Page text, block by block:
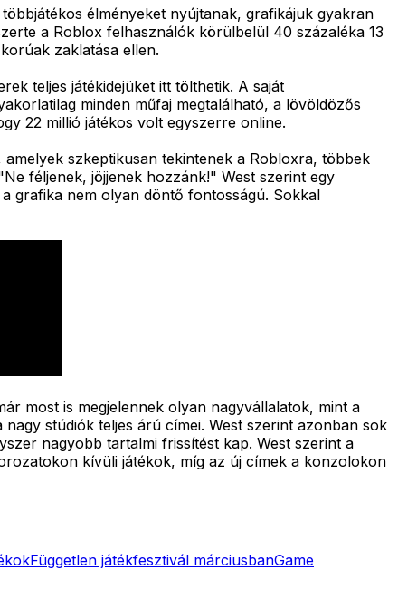
élményeket nyújtanak, grafikájuk gyakran
a Roblox felhasználók körülbelül 40 százaléka 13
zaklatása ellen.
teljes játékidejüket itt tölthetik. A saját
minden műfaj megtalálható, a lövöldözős
22 millió játékos volt egyszerre online.
szkeptikusan tekintenek a Robloxra, többek
féljenek, jöjjenek hozzánk!" West szerint egy
grafika nem olyan döntő fontosságú. Sokkal
most is megjelennek olyan nagyvállalatok, mint a
stúdiók teljes árú címei. West szerint azonban sok
nagyobb tartalmi frissítést kap. West szerint a
kívüli játékok, míg az új címek a konzolokon
Független játékfesztivál márciusbanGame